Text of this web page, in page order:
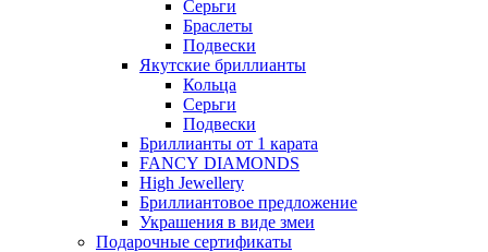
Серьги
Браслеты
Подвески
Якутские бриллианты
Кольца
Серьги
Подвески
Бриллианты от 1 карата
FANCY DIAMONDS
High Jewellery
Бриллиантовое предложение
Украшения в виде змеи
Подарочные сертификаты